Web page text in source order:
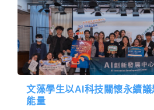
文藻學生以AI科技關懷永續
能量